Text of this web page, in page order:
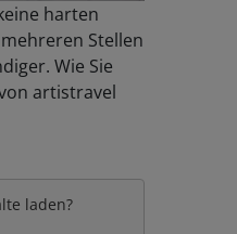
harten
Stellen
Wie Sie
artistravel
laden?